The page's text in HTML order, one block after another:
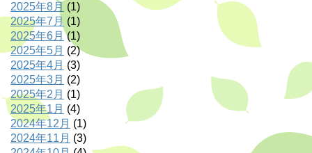
2025年8月 (1)
2025年7月 (1)
2025年6月 (1)
2025年5月 (2)
2025年4月 (3)
2025年3月 (2)
2025年2月 (1)
2025年1月 (4)
2024年12月 (1)
2024年11月 (3)